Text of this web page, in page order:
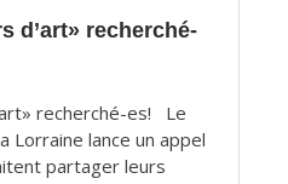
d’art» recherché-
recherché-es! Le
Lorraine lance un appel
partager leurs